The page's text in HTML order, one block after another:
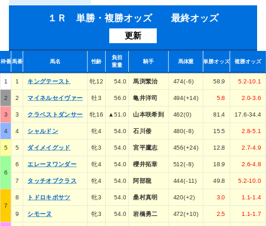
１Ｒ 単勝・複勝オッズ 最終オッズ
更新
枠番馬番 馬名 性齢
負担
重量
騎手 馬体重 単勝オッズ 複勝オッズ
1 1 キングテースト 牝12 54.0 馬渕繁治 474(-6) 58.9 5.2-10.1
2 2 マイネルセイヴァー 牡3 56.0 亀井洋司 494(+14) 5.8 2.0-3.6
3 3 クラベストダンサー 牝16 ▲51.0 山本咲希到 462(0) 81.4 17.6-34.4
4 4 シャルドン 牝4 54.0 石川倭 480(-8) 15.5 2.8-5.1
5 5 ダイメイグッド 牝3 54.0 宮平鷹志 456(+24) 12.8 2.7-4.9
6
6 エレーヌワンダー 牝4 54.0 櫻井拓章 512(-8) 18.9 2.6-4.8
7 タッチオブクラス 牝4 54.0 阿部龍 444(-11) 49.8 5.2-10.0
7
8 トドロキボサツ 牝3 54.0 桑村真明 420(+2) 3.0 1.1-1.4
9 シモーヌ 牝3 54.0 岩橋勇二 472(+10) 2.5 1.1-1.7